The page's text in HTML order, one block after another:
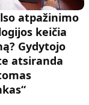
atpažinimo
keičia
Gydytojo
atsiranda